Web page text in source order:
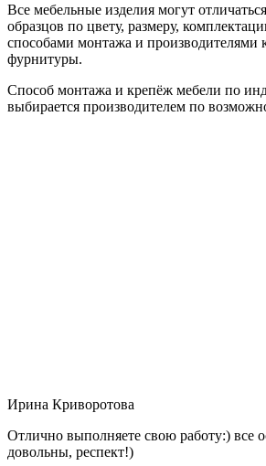
Все мебельные изделия могут
образцов по цвету, размеру,
способами монтажа и
фурнитуры.
Способ монтажа и крепёж мебели по
выбирается производителем по
Ирина Криворотова
Отлично выполняете свою работу:) все
довольны, респект!)